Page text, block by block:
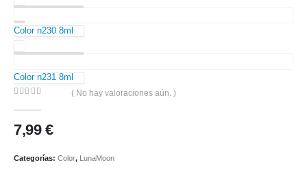
Color n230 8ml
Color n231 8ml
( No hay valoraciones aún. )
7,99 €
Categorías: Color, LunaMoon